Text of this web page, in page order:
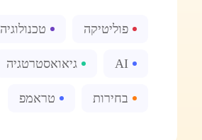
פוליטיקה טכנולוגיה
AI גיאואסטרטגיה
בחירות טראמפ